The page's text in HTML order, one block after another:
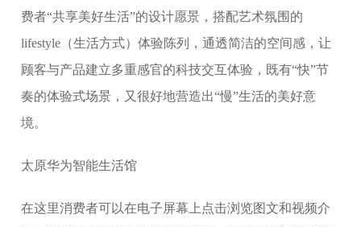
费者“共享美好生活”的设计愿景，搭配艺术氛围的
lifestyle（生活方式）体验陈列，通透简洁的空间感，让
顾客与产品建立多重感官的科技交互体验，既有“快”节
奏的体验式场景，又很好地营造出“慢”生活的美好意
境。
太原华为智能生活馆
在这里消费者可以在电子屏幕上点击浏览图文和视频介